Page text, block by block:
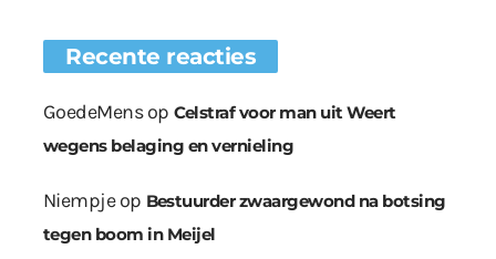
Recente reacties
GoedeMensop Celstraf voor man uit Weert
wegens belaging en vernieling
Niempjeop Bestuurder zwaargewond na botsing
tegen boom in Meijel